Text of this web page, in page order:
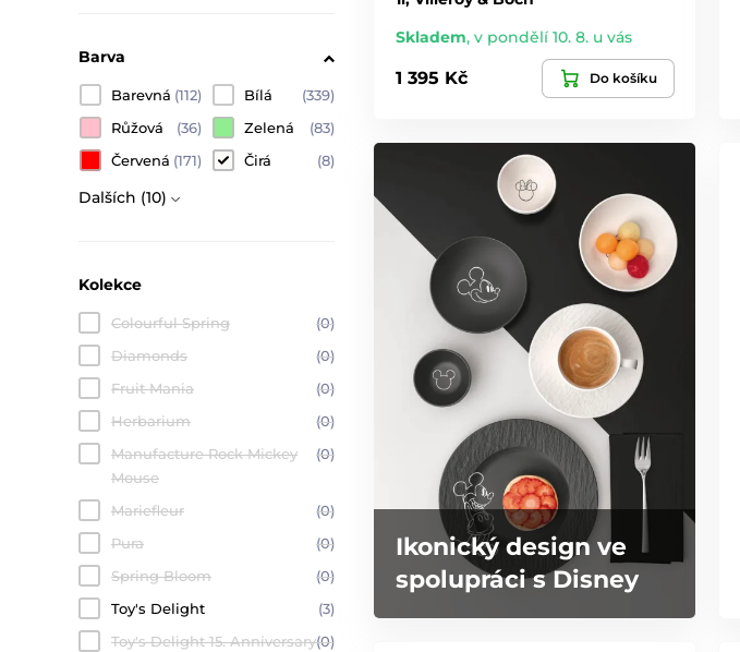
Barva
Barevná (112) Bílá
(339)
Růžová
(36) Zelená
(83)
Červená (171) Čirá (8)
Dalších (10)
Kolekce
Colourful Spring
(0)
Diamonds
(0)
Fruit Mania
(0)
Herbarium
(0)
Manufacture Rock Mickey
Mouse
(0)
Mariefleur
(0)
Pura
(0)
Spring Bloom
(0)
Toy's Delight
(3)
Toy's Delight 15. Anniversary(0)
Skladem, v pondělí 10. 8. u vás
1 395 Kč Do košíku
Ikonický design ve
spolupráci s Disney